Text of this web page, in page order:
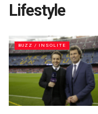
Lifestyle
BUZZ / INSOLITE